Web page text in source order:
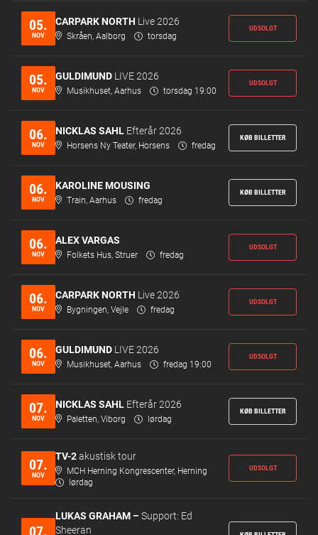
05.
NOV
CARPARK NORTH Live 2026
Skråen, Aalborg torsdag
UDSOLGT
05.
NOV
GULDIMUND LIVE 2026
Musikhuset, Aarhus torsdag 19:00
UDSOLGT
06.
NOV
NICKLAS SAHL Efterår 2026
Horsens Ny Teater, Horsens fredag
KØB BILLETTER
06.
NOV
KAROLINE MOUSING
Train, Aarhus fredag
KØB BILLETTER
06.
NOV
ALEX VARGAS
Folkets Hus, Struer fredag
UDSOLGT
06.
NOV
CARPARK NORTH Live 2026
Bygningen, Vejle fredag
UDSOLGT
06.
NOV
GULDIMUND LIVE 2026
Musikhuset, Aarhus fredag 19:00
UDSOLGT
07.
NOV
NICKLAS SAHL Efterår 2026
Paletten, Viborg lørdag
KØB BILLETTER
07.
NOV
TV-2akustisk tour
MCH Herning Kongrescenter, Herning
lørdag
UDSOLGT
LUKAS GRAHAM – Support: Ed
Sheeran